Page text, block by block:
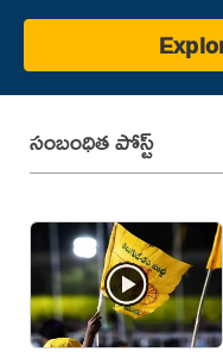
సంబంధిత పోస్ట్